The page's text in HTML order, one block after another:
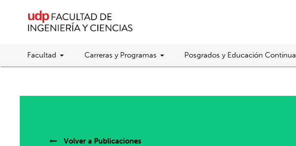
Facultad Carreras y Programas Posgrados y Educación Continua
Volver a Publicaciones